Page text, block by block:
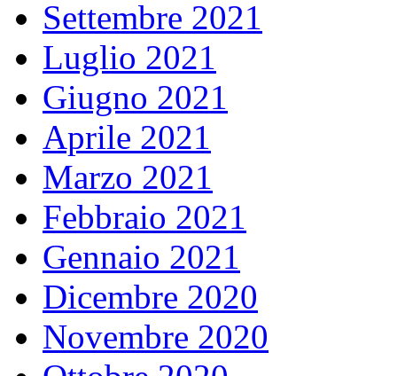
Settembre 2021
Luglio 2021
Giugno 2021
Aprile 2021
Marzo 2021
Febbraio 2021
Gennaio 2021
Dicembre 2020
Novembre 2020